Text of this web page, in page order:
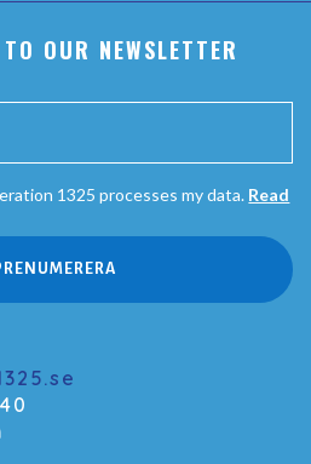
OUR NEWSLETTER
1325 processes my data. Read